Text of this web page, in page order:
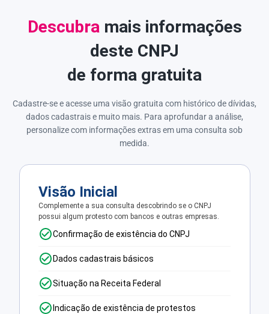
Descubra mais informações
deste CNPJ
de forma gratuita
Cadastre-se e acesse uma visão gratuita com histórico de dívidas,
dados cadastrais e muito mais. Para aprofundar a análise,
personalize com informações extras em uma consulta sob
medida.
Visão Inicial
Complemente a sua consulta descobrindo se o CNPJ
possui algum protesto com bancos e outras empresas.
Confirmação de existência do CNPJ
Dados cadastrais básicos
Situação na Receita Federal
Indicação de existência de protestos